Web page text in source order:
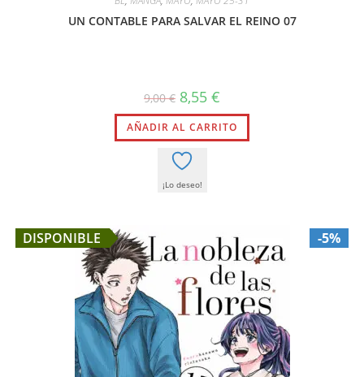
UN CONTABLE PARA SALVAR EL REINO 07
9,00€ El
precio
original
era:
9,00 €.
8,55 €
actual
es:
8,55 €.
AÑADIR AL CARRITO
¡Lo deseo!
DISPONIBLE -5%